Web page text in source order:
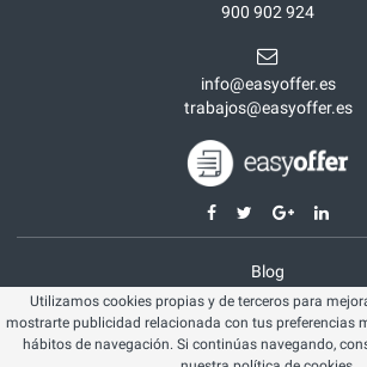
900 902 924
info@easyoffer.es
trabajos@easyoffer.es
Blog
Opiniones
Aviso legal
Utilizamos cookies propias y de terceros para
mostrarte publicidad relacionada con tus preferencias
hábitos de navegación. Si continúas navegando,